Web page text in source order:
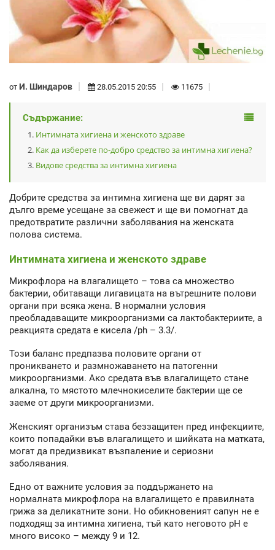
от И. Шиндаров 28.05.2015 20:55 11675
Съдържание:
Интимната хигиена и женското здраве
Как да изберете по-добро средство за интимна хигиена?
Видове средства за интимна хигиена
Добрите средства за интимна хигиена ще ви дарят за
дълго време усещане за свежест и ще ви помогнат да
предотвратите различни заболявания на женската
полова система.
Интимната хигиена и женското здраве
Микрофлора на влагалището – това са множество
бактерии, обитаващи лигавицата на вътрешните полови
органи при всяка жена. В нормални условия
преобладаващите микроорганизми са лактобактериите, а
реакцията средата е кисела /ph – 3.3/.
Този баланс предпазва половите органи от
проникването и размножаването на патогенни
микроорганизми. Ако средата във влагалището стане
алкална, то мястото млечнокиселите бактерии ще се
заеме от други микроорганизми.
Женският организъм става беззащитен пред инфекциите,
които попадайки във влагалището и шийката на матката,
могат да предизвикат възпаление и сериозни
заболявания.
Едно от важните условия за поддържането на
нормалната микрофлора на влагалището е правилната
грижа за деликатните зони. Но обикновеният сапун не е
подходящ за интимна хигиена, тъй като неговото pH е
много високо – между 9 и 12.